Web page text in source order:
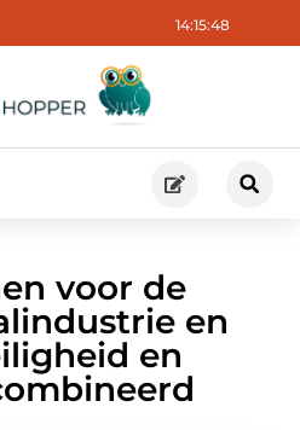
14:15:49
voor de
en
en